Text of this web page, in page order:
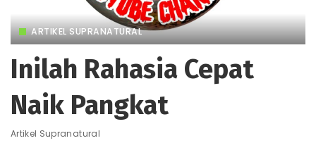
ARTIKEL SUPRANATURAL
Inilah Rahasia Cepat
Naik Pangkat
Artikel Supranatural